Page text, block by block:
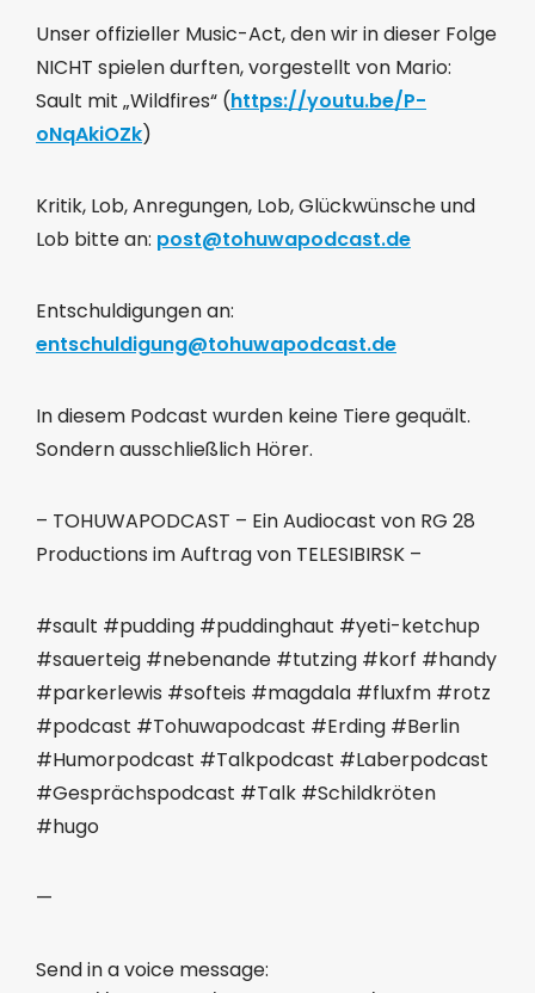
Unser offizieller Music-Act, den wir in dieser Folge
NICHT spielen durften, vorgestellt von Mario:
Sault mit „Wildfires“ (https://youtu.be/P-
oNqAkiOZk)
Kritik, Lob, Anregungen, Lob, Glückwünsche und
Lob bitte an: post@tohuwapodcast.de
Entschuldigungen an:
entschuldigung@tohuwapodcast.de
In diesem Podcast wurden keine Tiere gequält.
Sondern ausschließlich Hörer.
– TOHUWAPODCAST – Ein Audiocast von RG 28
Productions im Auftrag von TELESIBIRSK –
#sault #pudding #puddinghaut #yeti-ketchup
#sauerteig #nebenande #tutzing #korf #handy
#parkerlewis #softeis #magdala #fluxfm #rotz
#podcast #Tohuwapodcast #Erding #Berlin
#Humorpodcast #Talkpodcast #Laberpodcast
#Gesprächspodcast #Talk #Schildkröten
#hugo
—
Send in a voice message: